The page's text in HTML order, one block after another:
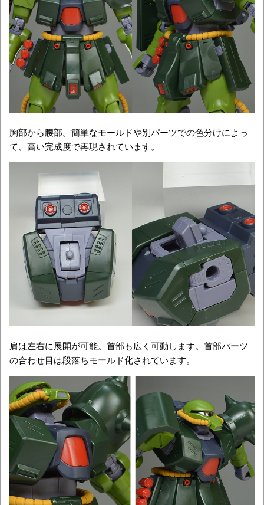
胸部から腰部。簡単なモールドや別パーツでの色分けによっ
て、高い完成度で再現されています。
肩は左右に展開が可能。首部も広く可動します。首部パーツ
の合わせ目は段落ちモールド化されています。